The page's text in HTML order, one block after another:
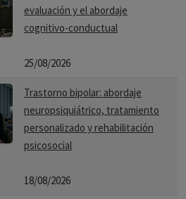
Fomentar la autoestima, la
resolución de conflictos, la toma
espacios libres de drogas
escuelas, comunidades y lugares
y abordar oportunamente
evaluación y el abordaje
cognitivo-conductual
25/08/2026
Trastorno bipolar: abordaje
neuropsiquiátrico, tratamiento
personalizado y rehabilitación
psicosocial
18/08/2026